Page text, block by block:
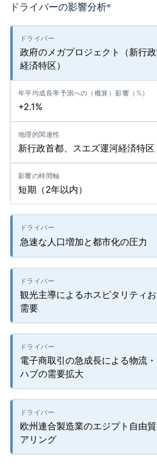
ドライバーの影響分析*
政府のメガプロジェクト（新行
経済特区）
+2.1%
新行政首都、スエズ運河経済特区
短期（2年以内）
急速な人口増加と都市化の圧力
観光主導によるホスピタリティ
需要
電子商取引の急成長による物流
ハブの需要拡大
欧州連合製造業のエジプト自由
アリング